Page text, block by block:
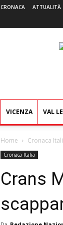
CRONACA ATTUALITÀ
VICENZA VAL
Home Cronaca
Cronaca Italia
Crans